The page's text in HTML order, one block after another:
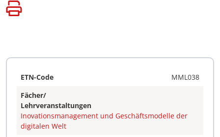
ETN-Code
MML038
Fächer/
Lehrveranstaltungen
Inovationsmanagement und Geschäftsmodelle der
digitalen Welt